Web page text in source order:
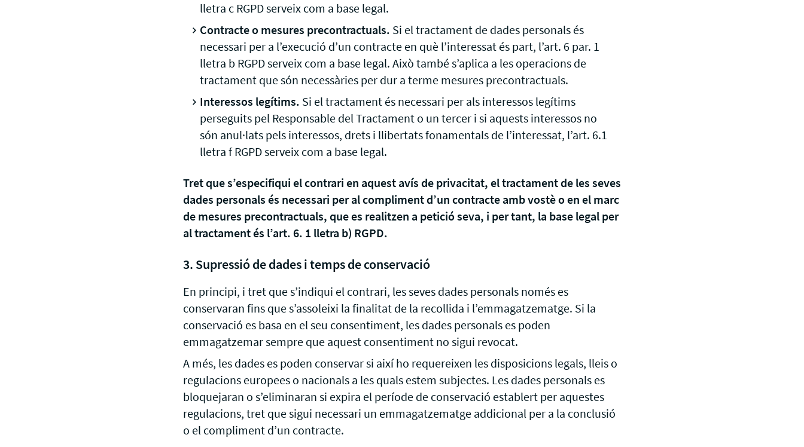
lletra c RGPD serveix com a base legal.
Contracte o mesures precontractuals. Si el tractament de dades personals és
necessari per a l’execució d’un contracte en què l’interessat és part, l’art. 6 par. 1
lletra b RGPD serveix com a base legal. Això també s’aplica a les operacions de
tractament que són necessàries per dur a terme mesures precontractuals.
Interessos legítims. Si el tractament és necessari per als interessos legítims
perseguits pel Responsable del Tractament o un tercer i si aquests interessos no
són anul·lats pels interessos, drets i llibertats fonamentals de l’interessat, l’art. 6.1
lletra f RGPD serveix com a base legal.
Tret que s’especifiqui el contrari en aquest avís de privacitat, el tractament de les seves
dades personals és necessari per al compliment d’un contracte amb vostè o en el marc
de mesures precontractuals, que es realitzen a petició seva, i per tant, la base legal per
al tractament és l’art. 6. 1 lletra b) RGPD.
3. Supressió de dades i temps de conservació
En principi, i tret que s’indiqui el contrari, les seves dades personals només es
conservaran fins que s’assoleixi la finalitat de la recollida i l’emmagatzematge. Si la
conservació es basa en el seu consentiment, les dades personals es poden
emmagatzemar sempre que aquest consentiment no sigui revocat.
A més, les dades es poden conservar si així ho requereixen les disposicions legals, lleis o
regulacions europees o nacionals a les quals estem subjectes. Les dades personals es
bloquejaran o s’eliminaran si expira el període de conservació establert per aquestes
regulacions, tret que sigui necessari un emmagatzematge addicional per a la conclusió
o el compliment d’un contracte.